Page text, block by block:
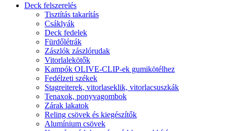
Deck felszerelés
Tisztítás takarítás
Csáklyák
Deck fedelek
Fürdőlétrák
Zászlók zászlórudak
Vitorlalekötők
Kampók OLIVE-CLIP-ek gumikötélhez
Fedélzeti székek
Stagreiterek, vitorlaseklik, vitorlacsuszkák
Tenaxok, ponyvagombok
Zárak lakatok
Reling csövek és kiegészítők
Alumínium csövek